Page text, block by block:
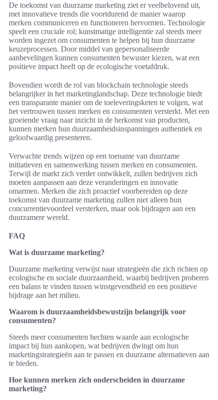
De toekomst van duurzame marketing ziet er veelbelovend uit,
met innovatieve trends die voortdurend de manier waarop
merken communiceren en functioneren hervormen. Technologie
speelt een cruciale rol; kunstmatige intelligentie zal steeds meer
worden ingezet om consumenten te helpen bij hun duurzame
keuzeprocessen. Door middel van gepersonaliseerde
aanbevelingen kunnen consumenten bewuster kiezen, wat een
positieve impact heeft op de ecologische voetafdruk.
Bovendien wordt de rol van blockchain technologie steeds
belangrijker in het marketinglandschap. Deze technologie biedt
een transparante manier om de toeleveringsketen te volgen, wat
het vertrouwen tussen merken en consumenten versterkt. Met een
groeiende vraag naar inzicht in de herkomst van producten,
kunnen merken hun duurzaamheidsinspanningen authentiek en
geloofwaardig presenteren.
Verwachte trends wijzen op een toename van duurzame
initiatieven en samenwerking tussen merken en consumenten.
Terwijl de markt zich verder ontwikkelt, zullen bedrijven zich
moeten aanpassen aan deze veranderingen en innovatie
omarmen. Merken die zich proactief voorbereiden op deze
toekomst van duurzame marketing zullen niet alleen hun
concurrentievoordeel versterken, maar ook bijdragen aan een
duurzamere wereld.
FAQ
Wat is duurzame marketing?
Duurzame marketing verwijst naar strategieën die zich richten op
ecologische en sociale duurzaamheid, waarbij bedrijven proberen
een balans te vinden tussen winstgevendheid en een positieve
bijdrage aan het milieu.
Waarom is duurzaamheidsbewustzijn belangrijk voor
consumenten?
Steeds meer consumenten hechten waarde aan ecologische
impact bij hun aankopen, wat bedrijven dwingt om hun
marketingstrategieën aan te passen en duurzame alternatieven aan
te bieden.
Hoe kunnen merken zich onderscheiden in duurzame
marketing?